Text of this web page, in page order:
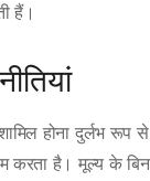
हैं।
होना दुर्लभ
है। मूल्य के बिना